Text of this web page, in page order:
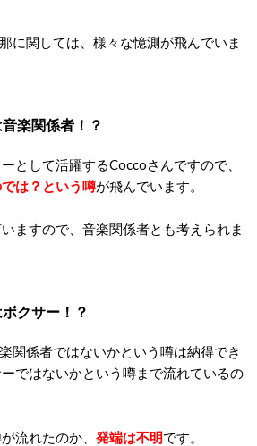
に関しては、様々な憶測が飛んでいま
楽関係者！？
として活躍するCoccoさんですので、
は？という噂が飛んでいます。
ますので、音楽関係者とも考えられま
クサー！？
関係者ではないかという噂は納得でき
ではないかという噂まで流れているの
流れたのか、 発端は不明です。